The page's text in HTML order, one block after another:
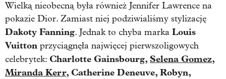
Wielką nieobecną była również Jennifer Lawrence na
pokazie Dior. Zamiast niej podziwialiśmy stylizację
Dakoty Fanning. Jednak to chyba marka Louis
Vuitton przyciągnęła najwięcej pierwszoligowych
celebrytek: Charlotte Gainsbourg, Selena Gomez,
Miranda Kerr, Catherine Deneuve, Robyn,